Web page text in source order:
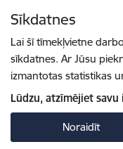
Sīkdatnes
Lai šī tīmekļvietne
sīkdatnes. Ar Jūsu
izmantotas statistikas
Lūdzu, atzīmējiet savu
Noraidīt